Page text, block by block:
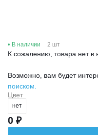
В наличии 2 шт
К сожалению, товара нет в
Возможно, вам будет
поиском.
Цвет
нет
0 ₽